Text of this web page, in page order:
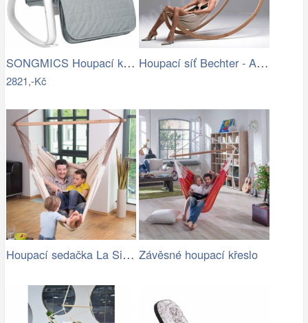
SONGMICS Houpací křeslo Faux světle šedé
2821,-Kč
Houpací síť Bechter - Artedio.cz
Houpací sedačka La Siesta Habana… Závěsné houpací křeslo